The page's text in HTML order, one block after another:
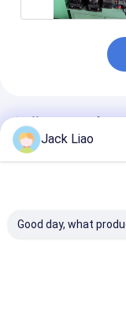
推薦されたプロダ
Jack Liao
Good day, what